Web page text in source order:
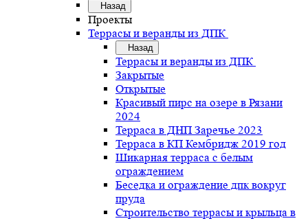
Назад
Проекты
Террасы и веранды из ДПК
Назад
Террасы и веранды из ДПК
Закрытые
Открытые
Красивый пирс на озере в Рязани
2024
Терраса в ДНП Заречье 2023
Терраса в КП Кембридж 2019 год
Шикарная терраса с белым
ограждением
Беседка и ограждение дпк вокруг
пруда
Строительство террасы и крыльца в